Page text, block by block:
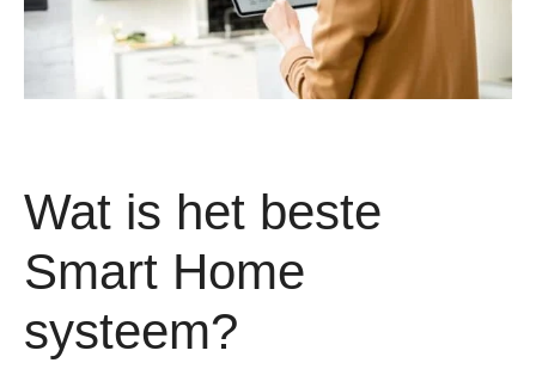
Wat is het beste
Smart Home
systeem?